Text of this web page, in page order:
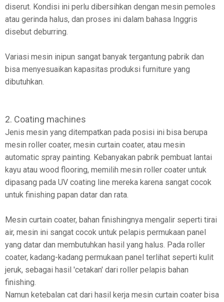
diserut. Kondisi ini perlu dibersihkan dengan mesin pemoles
atau gerinda halus, dan proses ini dalam bahasa Inggris
disebut deburring.
Variasi mesin inipun sangat banyak tergantung pabrik dan
bisa menyesuaikan kapasitas produksi furniture yang
dibutuhkan.
2. Coating machines
Jenis mesin yang ditempatkan pada posisi ini bisa berupa
mesin roller coater, mesin curtain coater, atau mesin
automatic spray painting. Kebanyakan pabrik pembuat lantai
kayu atau wood flooring, memilih mesin roller coater untuk
dipasang pada UV coating line mereka karena sangat cocok
untuk finishing papan datar dan rata.
Mesin curtain coater, bahan finishingnya mengalir seperti tirai
air, mesin ini sangat cocok untuk pelapis permukaan panel
yang datar dan membutuhkan hasil yang halus. Pada roller
coater, kadang-kadang permukaan panel terlihat seperti kulit
jeruk, sebagai hasil 'cetakan' dari roller pelapis bahan
finishing.
Namun ketebalan cat dari hasil kerja mesin curtain coater bisa